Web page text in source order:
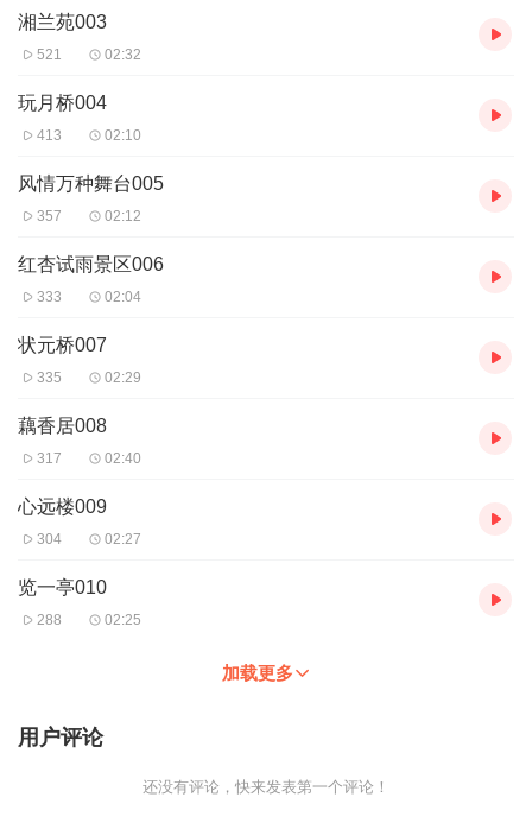
4路、49路、62路、95路、166路 2、武定门站：23路、26路、33
路、43路、63路、81路、87路、88路、301路、305路、317路、7
03路、706路 3、地铁：三号线武定门站或夫子庙站
湘兰苑003
521 02:32
玩月桥004
413 02:10
风情万种舞台005
357 02:12
红杏试雨景区006
333 02:04
状元桥007
335 02:29
藕香居008
317 02:40
心远楼009
304 02:27
览一亭010
288 02:25
加载更多
用户评论
还没有评论，快来发表第一个评论！